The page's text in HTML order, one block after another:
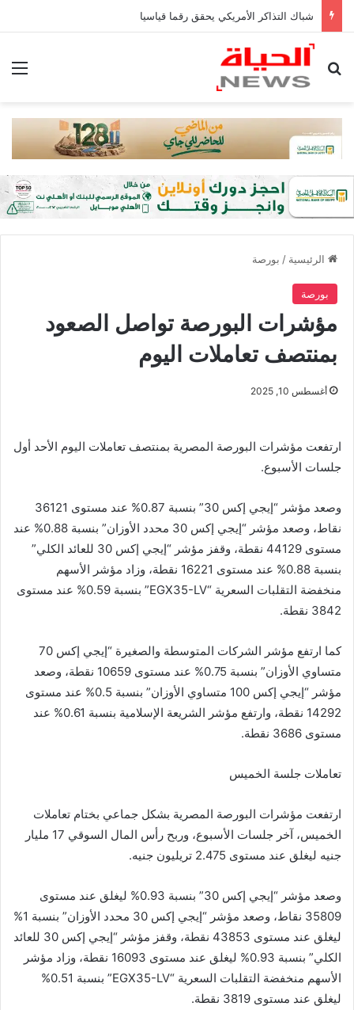
شباك التذاكر الأمريكي يحقق رقما قياسيا
بحث عن
الرئيسية / بورصة
بورصة
مؤشرات البورصة تواصل الصعود
بمنتصف تعاملات اليوم
أغسطس 10, 2025
ارتفعت مؤشرات البورصة المصرية بمنتصف تعاملات اليوم الأحد أول
جلسات الأسبوع.
وصعد مؤشر “إيجي إكس 30” بنسبة 0.87% عند مستوى 36121
نقاط، وصعد مؤشر “إيجي إكس 30 محدد الأوزان” بنسبة 0.88% عند
مستوى 44129 نقطة، وقفز مؤشر “إيجي إكس 30 للعائد الكلي”
بنسبة 0.88% عند مستوى 16221 نقطة، وزاد مؤشر الأسهم
منخفضة التقلبات السعرية “EGX35-LV” بنسبة 0.59% عند مستوى
3842 نقطة.
كما ارتفع مؤشر الشركات المتوسطة والصغيرة “إيجي إكس 70
متساوي الأوزان” بنسبة 0.75% عند مستوى 10659 نقطة، وصعد
مؤشر “إيجي إكس 100 متساوي الأوزان” بنسبة 0.5% عند مستوى
14292 نقطة، وارتفع مؤشر الشريعة الإسلامية بنسبة 0.61% عند
مستوى 3686 نقطة.
تعاملات جلسة الخميس
ارتفعت مؤشرات البورصة المصرية بشكل جماعي بختام تعاملات
الخميس، آخر جلسات الأسبوع، وربح رأس المال السوقي 17 مليار
جنيه ليغلق عند مستوى 2.475 تريليون جنيه.
وصعد مؤشر “إيجي إكس 30” بنسبة 0.93% ليغلق عند مستوى
35809 نقاط، وصعد مؤشر “إيجي إكس 30 محدد الأوزان” بنسبة 1%
ليغلق عند مستوى 43853 نقطة، وقفز مؤشر “إيجي إكس 30 للعائد
الكلي” بنسبة 0.93% ليغلق عند مستوى 16093 نقطة، وزاد مؤشر
الأسهم منخفضة التقلبات السعرية “EGX35-LV” بنسبة 0.51%
ليغلق عند مستوى 3819 نقطة.